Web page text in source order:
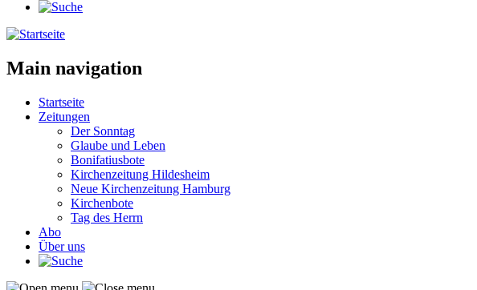
Main navigation
Startseite
Zeitungen
Der Sonntag
Glaube und Leben
Bonifatiusbote
Kirchenzeitung Hildesheim
Neue Kirchenzeitung Hamburg
Kirchenbote
Tag des Herrn
Abo
Über uns